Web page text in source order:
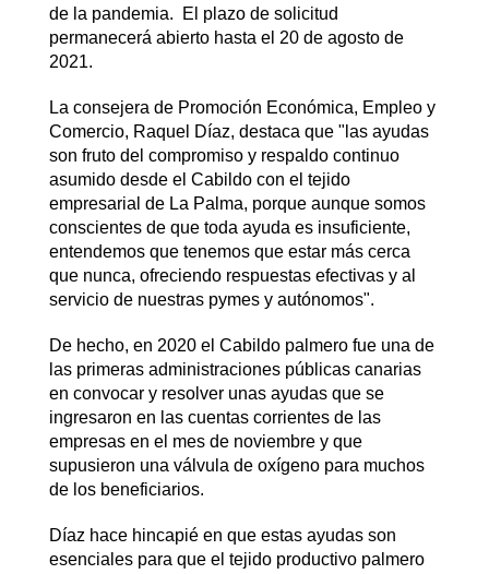
de la pandemia. El plazo de solicitud
permanecerá abierto hasta el 20 de agosto de
2021.
La consejera de Promoción Económica, Empleo y
Comercio, Raquel Díaz, destaca que "las ayudas
son fruto del compromiso y respaldo continuo
asumido desde el Cabildo con el tejido
empresarial de La Palma, porque aunque somos
conscientes de que toda ayuda es insuficiente,
entendemos que tenemos que estar más cerca
que nunca, ofreciendo respuestas efectivas y al
servicio de nuestras pymes y autónomos".
De hecho, en 2020 el Cabildo palmero fue una de
las primeras administraciones públicas canarias
en convocar y resolver unas ayudas que se
ingresaron en las cuentas corrientes de las
empresas en el mes de noviembre y que
supusieron una válvula de oxígeno para muchos
de los beneficiarios.
Díaz hace hincapié en que estas ayudas son
esenciales para que el tejido productivo palmero